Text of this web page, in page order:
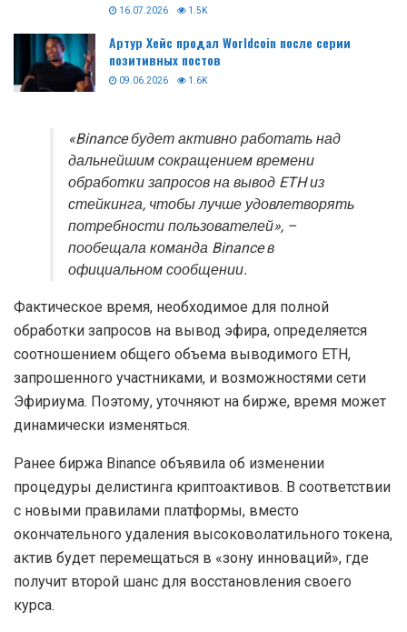
16.07.2026 1.5K
Артур Хейс продал Worldcoin после серии
позитивных постов
09.06.2026 1.6K
«Binance будет активно работать над
дальнейшим сокращением времени
обработки запросов на вывод ETH из
стейкинга, чтобы лучше удовлетворять
потребности пользователей», –
пообещала команда Binance в
официальном сообщении.
Фактическое время, необходимое для полной
обработки запросов на вывод эфира, определяется
соотношением общего объема выводимого ETH,
запрошенного участниками, и возможностями сети
Эфириума. Поэтому, уточняют на бирже, время может
динамически изменяться.
Ранее биржа Binance объявила об изменении
процедуры делистинга криптоактивов. В соответствии
с новыми правилами платформы, вместо
окончательного удаления высоковолатильного токена,
актив будет перемещаться в «зону инноваций», где
получит второй шанс для восстановления своего
курса.